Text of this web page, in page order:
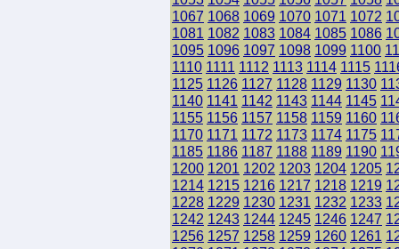
1067 1068 1069 1070 1071 1072
1081 1082 1083 1084 1085 1086
1095 1096 1097 1098 1099 1100
1110 1111 1112 1113 1114 1115
1125 1126 1127 1128 1129 1130
1140 1141 1142 1143 1144 1145
1155 1156 1157 1158 1159 1160
1170 1171 1172 1173 1174 1175
1185 1186 1187 1188 1189 1190
1200 1201 1202 1203 1204 1205
1214 1215 1216 1217 1218 1219
1228 1229 1230 1231 1232 1233
1242 1243 1244 1245 1246 1247
1256 1257 1258 1259 1260 1261